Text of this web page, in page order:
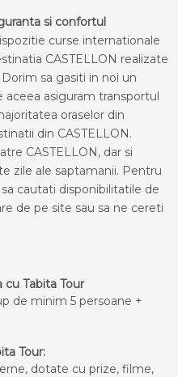
si confortul
curse internationale
CASTELLON realizate
sa gasiti in noi un
asiguram transportul
oraselor din
din CASTELLON.
CASTELLON, dar si
zile ale saptamanii. Pentru
cautati disponibilitatile de
de pe site sau sa ne cereti
cu Tabita Tour
de minim 5 persoane +
Tour:
dotate cu prize, filme,